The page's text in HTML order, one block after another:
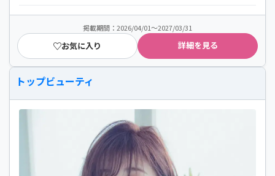
掲載期間：2026/04/01～2027/03/31
お気に入り 詳細を見る
トップビューティ